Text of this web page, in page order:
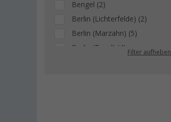
Bengel (2)
Berlin (Lichterfelde) (2)
Berlin (Marzahn) (5)
Berlin (Tegel) (4)
Filter aufheben